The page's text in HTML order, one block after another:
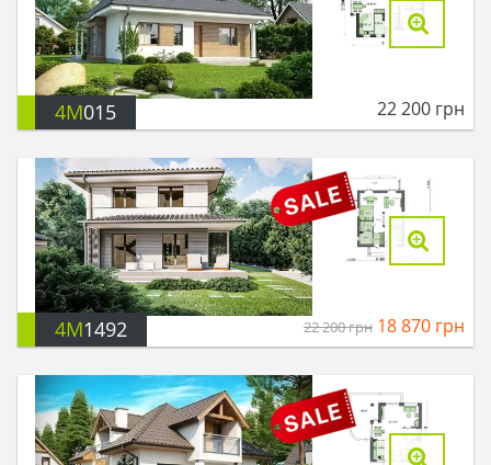
4M015 22 200 грн
4M1492 22 200грн 18 870 грн